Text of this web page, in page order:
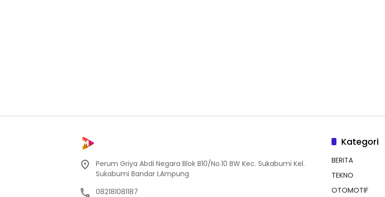
Perum Griya Abdi Negara Blok B10/No.10 BW Kec. Sukabumi Kel.
Sukabumi Bandar LAmpung
082181081187
Kategori
BERITA
TEKNO
OTOMOTIF